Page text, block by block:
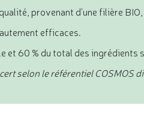
provenant d'une filière
efficaces.
et 60 % du total des
selon le référentiel